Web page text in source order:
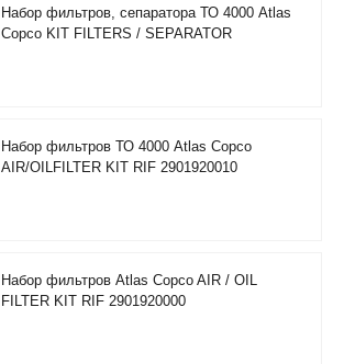
Набор фильтров, сепаратора ТО 4000 Atlas
Copco KIT FILTERS / SEPARATOR
Набор фильтров ТО 4000 Atlas Copco
AIR/OILFILTER KIT RIF 2901920010
Набор фильтров Atlas Copco AIR / OIL
FILTER KIT RIF 2901920000